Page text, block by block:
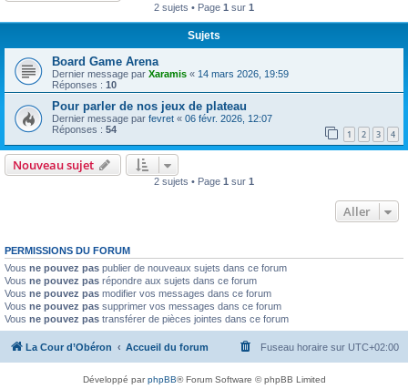
2 sujets • Page 1 sur 1
Sujets
Board Game Arena
Dernier message par Xaramis « 14 mars 2026, 19:59
Réponses : 10
Pour parler de nos jeux de plateau
Dernier message par fevret « 06 févr. 2026, 12:07
Réponses : 54 1 2 3 4
Nouveau sujet
2 sujets • Page 1 sur 1
Aller
PERMISSIONS DU FORUM
Vous ne pouvez pas publier de nouveaux sujets dans ce forum
Vous ne pouvez pas répondre aux sujets dans ce forum
Vous ne pouvez pas modifier vos messages dans ce forum
Vous ne pouvez pas supprimer vos messages dans ce forum
Vous ne pouvez pas transférer de pièces jointes dans ce forum
La Cour d’Obéron Accueil du forum Fuseau horaire sur UTC+02:00
Développé parphpBB® Forum Software © phpBB Limited